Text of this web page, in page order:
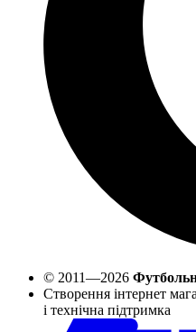
© 2011—2026
Створення інтернет
і технічна підтримка